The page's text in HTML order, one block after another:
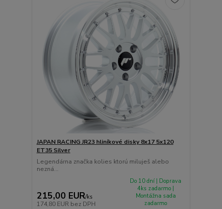
JAPAN RACING JR23 hliníkové disky 8x17 5x120
ET35 Silver
Legendárna značka kolies ktorú miluješ alebo
nezná...
215,00 EUR/ks
174,80 EUR bez DPH
Do 10 dní | Doprava
4ks zadarmo |
Montážna sada
zadarmo